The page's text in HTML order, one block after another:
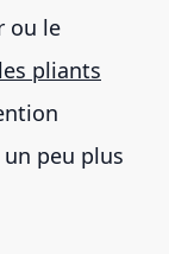
ou le
pliants
peu plus